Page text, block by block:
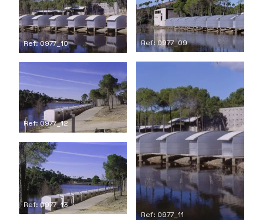
Ref: 0977_09
Ref: 0977_10
Ref: 0977_11
Ref: 0977_12
Ref: 0977_13